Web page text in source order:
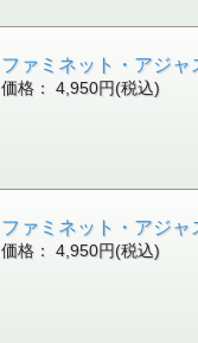
ファミネット・アジャ
価格： 4,950円(税込)
ファミネット・アジャ
価格： 4,950円(税込)